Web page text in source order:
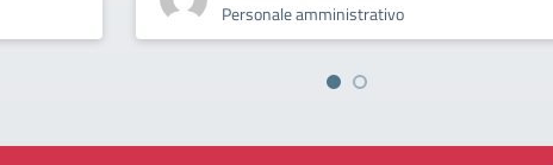
Personale amministrativo